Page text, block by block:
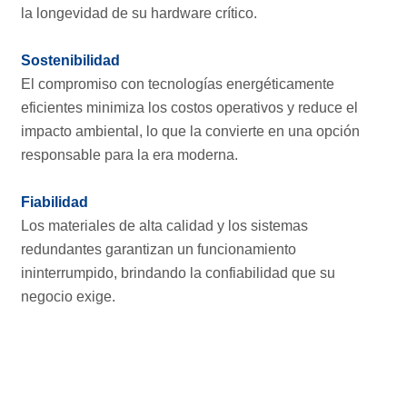
la longevidad de su hardware crítico.
Sostenibilidad
El compromiso con tecnologías energéticamente
eficientes minimiza los costos operativos y reduce el
impacto ambiental, lo que la convierte en una opción
responsable para la era moderna.
Fiabilidad
Los materiales de alta calidad y los sistemas
redundantes garantizan un funcionamiento
ininterrumpido, brindando la confiabilidad que su
negocio exige.